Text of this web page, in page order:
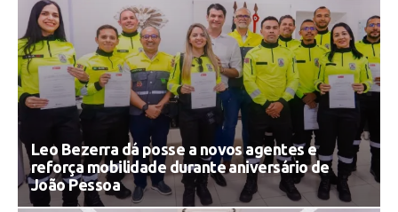
Leo Bezerra dá posse a novos agentes e
reforça mobilidade durante aniversário de
João Pessoa